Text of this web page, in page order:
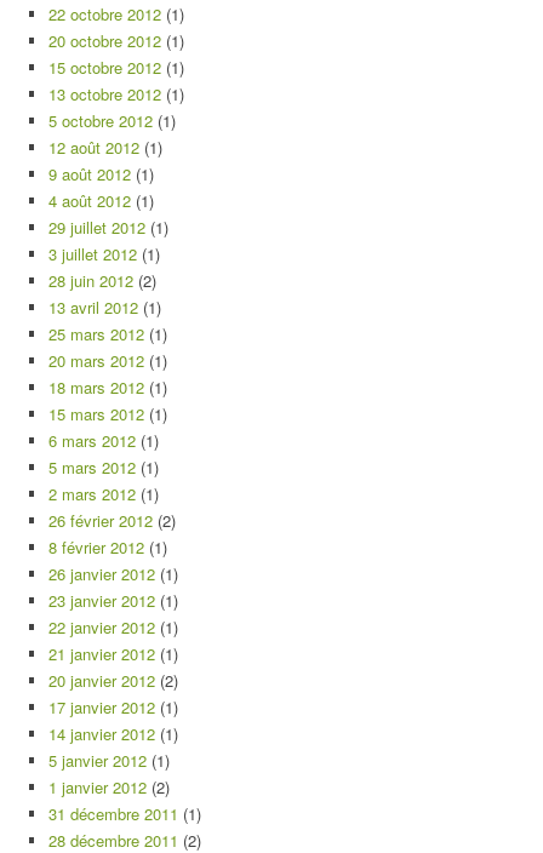
22 octobre 2012 (1)
20 octobre 2012 (1)
15 octobre 2012 (1)
13 octobre 2012 (1)
5 octobre 2012 (1)
12 août 2012 (1)
9 août 2012 (1)
4 août 2012 (1)
29 juillet 2012 (1)
3 juillet 2012 (1)
28 juin 2012 (2)
13 avril 2012 (1)
25 mars 2012 (1)
20 mars 2012 (1)
18 mars 2012 (1)
15 mars 2012 (1)
6 mars 2012 (1)
5 mars 2012 (1)
2 mars 2012 (1)
26 février 2012 (2)
8 février 2012 (1)
26 janvier 2012 (1)
23 janvier 2012 (1)
22 janvier 2012 (1)
21 janvier 2012 (1)
20 janvier 2012 (2)
17 janvier 2012 (1)
14 janvier 2012 (1)
5 janvier 2012 (1)
1 janvier 2012 (2)
31 décembre 2011 (1)
28 décembre 2011 (2)